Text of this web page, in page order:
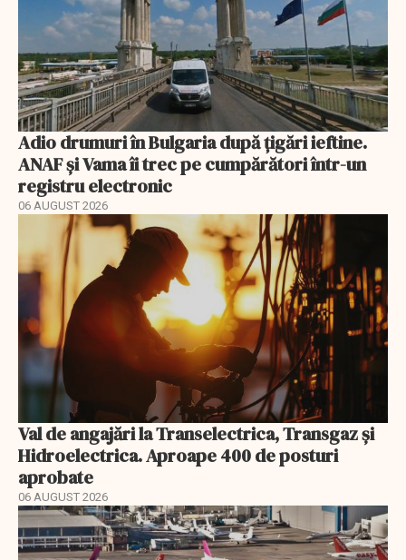
Adio drumuri în Bulgaria după țigări ieftine.
ANAF și Vama îi trec pe cumpărători într-un
registru electronic
06 AUGUST 2026
Val de angajări la Transelectrica, Transgaz și
Hidroelectrica. Aproape 400 de posturi
aprobate
06 AUGUST 2026